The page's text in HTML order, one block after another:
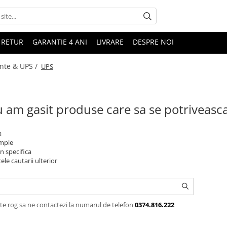
GARANTIE 4 ANI LIVRARE DESPRE NOI
& UPS / UPS
gasit produse care sa se
specifica
cautarii ulterior
rog sa ne contactezi la numarul de telefon 0374.816.222